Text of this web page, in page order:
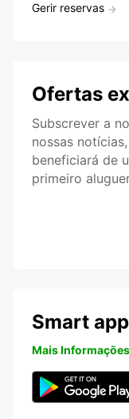
Gerir reservas
Ofertas
Subscrever a
nossas
beneficiará de
primeiro
Smart
Mais Informações